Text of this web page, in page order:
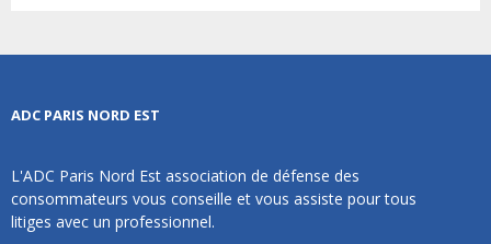
ADC PARIS NORD EST
L'ADC Paris Nord Est association de défense des
consommateurs vous conseille et vous assiste pour tous
litiges avec un professionnel.